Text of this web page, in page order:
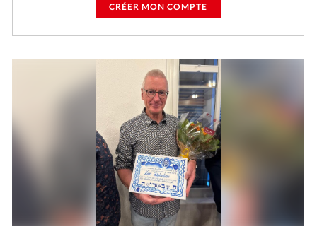
CRÉER MON COMPTE